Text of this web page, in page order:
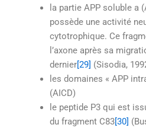
la partie APP soluble a
possède une activité
cytotrophique. Ce
l’axone après sa
dernier[29] (Sisodia,
les domaines « APP
(AICD)
le peptide P3 qui est
du fragment C83[30]